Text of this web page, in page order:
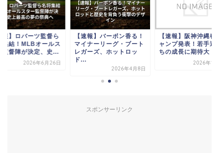
【速報】バーボン香る！
マイナーリーグ・ブート
レガーズ、ホットロッ
ド...
【速報】阪神沖縄春季キ
ャンプ発表！若手選手た
ちの成長に期待大！
【速報】ロ
名将集結！
ター監督陣
スポンサーリンク